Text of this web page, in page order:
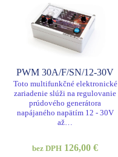
PWM 30A/F/SN/12-30V
Toto multifunkčné elektronické
zariadenie slúži na regulovanie
prúdového generátora
napájaného napätím 12 - 30V
až…
bez DPH 126,00 €